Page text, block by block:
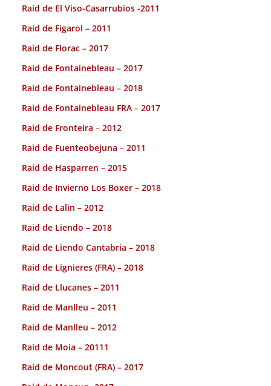
Raid de El Viso-Casarrubios -2011
Raid de Figarol – 2011
Raid de Florac – 2017
Raid de Fontainebleau – 2017
Raid de Fontainebleau – 2018
Raid de Fontainebleau FRA – 2017
Raid de Fronteira – 2012
Raid de Fuenteobejuna – 2011
Raid de Hasparren – 2015
Raid de Invierno Los Boxer – 2018
Raid de Lalin – 2012
Raid de Liendo – 2018
Raid de Liendo Cantabria – 2018
Raid de Lignieres (FRA) – 2018
Raid de Llucanes – 2011
Raid de Manlleu – 2011
Raid de Manlleu – 2012
Raid de Moia – 20111
Raid de Moncout (FRA) – 2017